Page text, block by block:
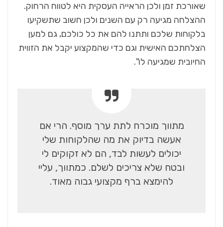
שאורכת זמן ולכן הראייה העסקית היא לטווח הרחוק.
ההצלחה מגיעה רק עם השנים ולכן חשוב שתשקיעו
בלקוחות שלכם ותתנו להם את כל כולכם, גם למען
הצלחתכם האישית וגם כדי שהמקצוע יקבל את הזווית
החיובית שמגיעה לו".
מתווך מוכרח לתת ערך מוסף. הרי אם
אעשה בדיוק את מה שהלקוחות שלי
יכולים לעשות לבד, הם לא זקוקים לי
ובטח שלא צריכים לשלם. כמתווך, עליי
להימצא ברף מקצועי גבוה מאוד.